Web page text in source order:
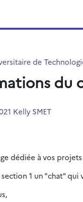
de
du
Kelly SMET
dédiée à vos
1 un "chat"